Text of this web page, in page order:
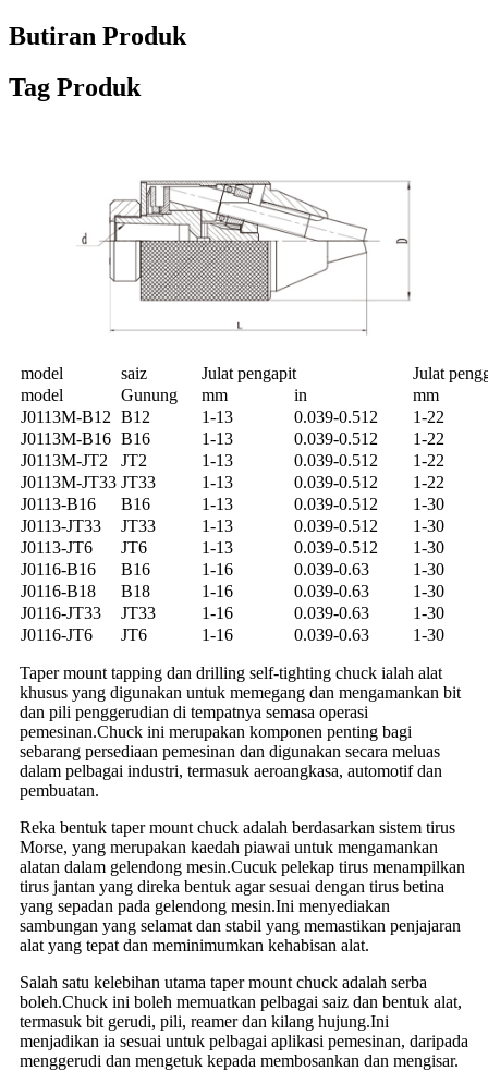
Butiran Produk
Tag Produk
model saiz Julat pengapit
Julat
model
Gunung mm in
mm
J0113M-B12 B12 1-13 0.039-0.512
1-22
J0113M-B16 B16 1-13 0.039-0.512
1-22
J0113M-JT2
JT2 1-13 0.039-0.512
1-22
J0113M-JT33 JT33 1-13 0.039-0.512
1-22
J0113-B16
B16 1-13 0.039-0.512
1-30
J0113-JT33
JT33 1-13 0.039-0.512
1-30
J0113-JT6
JT6 1-13 0.039-0.512
1-30
J0116-B16
B16 1-16 0.039-0.63
1-30
J0116-B18
B18 1-16 0.039-0.63
1-30
J0116-JT33
JT33 1-16 0.039-0.63
1-30
J0116-JT6
JT6 1-16 0.039-0.63 1-30
Taper mount tapping dan drilling self-tighting chuck ialah alat
khusus yang digunakan untuk memegang dan mengamankan bit
dan pili penggerudian di tempatnya semasa operasi
pemesinan.Chuck ini merupakan komponen penting bagi
sebarang persediaan pemesinan dan digunakan secara meluas
dalam pelbagai industri, termasuk aeroangkasa, automotif dan
pembuatan.
Reka bentuk taper mount chuck adalah berdasarkan sistem tirus
Morse, yang merupakan kaedah piawai untuk mengamankan
alatan dalam gelendong mesin.Cucuk pelekap tirus menampilkan
tirus jantan yang direka bentuk agar sesuai dengan tirus betina
yang sepadan pada gelendong mesin.Ini menyediakan
sambungan yang selamat dan stabil yang memastikan penjajaran
alat yang tepat dan meminimumkan kehabisan alat.
Salah satu kelebihan utama taper mount chuck adalah serba
boleh.Chuck ini boleh memuatkan pelbagai saiz dan bentuk alat,
termasuk bit gerudi, pili, reamer dan kilang hujung.Ini
menjadikan ia sesuai untuk pelbagai aplikasi pemesinan, daripada
menggerudi dan mengetuk kepada membosankan dan mengisar.